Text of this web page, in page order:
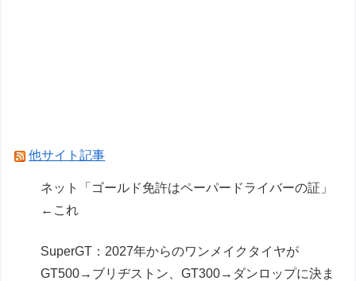
他サイト記事
ネット「ゴールド免許はペーパードライバーの証」
←これ
SuperGT：2027年からのワンメイクタイヤが
GT500→ブリヂストン、GT300→ダンロップに決ま